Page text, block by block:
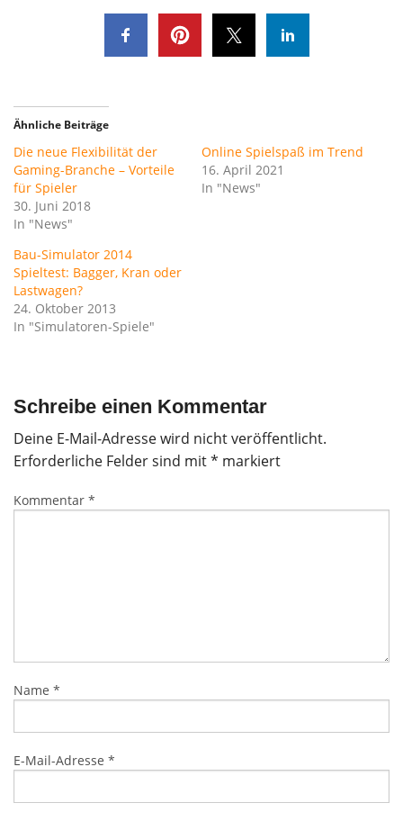
Ähnliche Beiträge
Die neue Flexibilität der
Gaming-Branche – Vorteile
für Spieler
30. Juni 2018
In "News"
Online Spielspaß im Trend
16. April 2021
In "News"
Bau-Simulator 2014
Spieltest: Bagger, Kran oder
Lastwagen?
24. Oktober 2013
In "Simulatoren-Spiele"
Schreibe einen Kommentar
Deine E-Mail-Adresse wird nicht veröffentlicht.
Erforderliche Felder sind mit* markiert
Kommentar *
Name *
E-Mail-Adresse *